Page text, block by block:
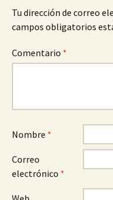
Tu dirección de correo
campos obligatorios
Comentario *
Nombre *
Correo
electrónico *